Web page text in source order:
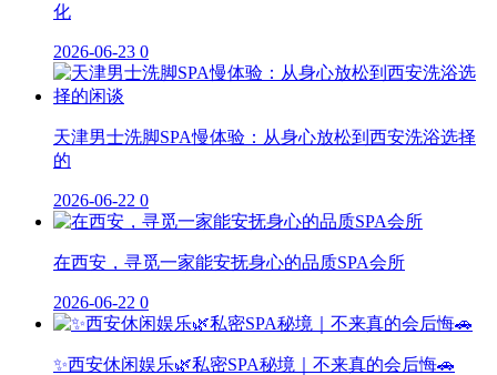
化
2026-06-23 0
天津男士洗脚SPA慢体验：从身心放松到西安洗浴选择
的
2026-06-22 0
在西安，寻觅一家能安抚身心的品质SPA会所
2026-06-22 0
✨西安休闲娱乐🌿私密SPA秘境｜不来真的会后悔🚗